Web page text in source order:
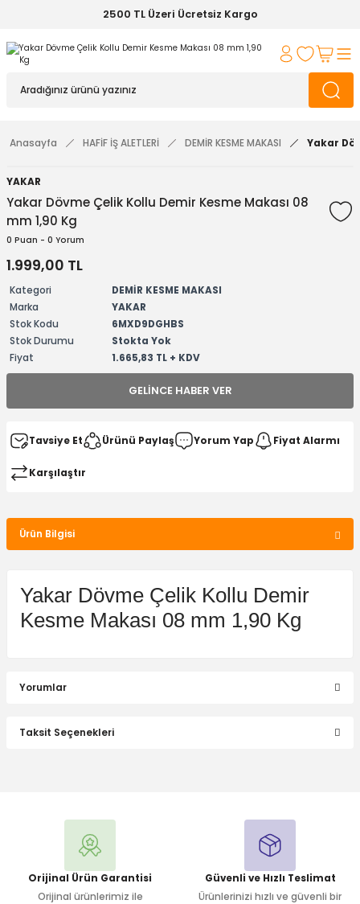
2500 TL Üzeri Ücretsiz Kargo
Anasayfa HAFİF İŞ ALETLERİ DEMİR KESME MAKASI Yakar
YAKAR
Yakar Dövme Çelik Kollu Demir Kesme Makası 08
mm 1,90 Kg
0 Puan - 0 Yorum
1.999,00 TL
Kategori
DEMİR KESME MAKASI
Marka
YAKAR
Stok Kodu
6MXD9DGHBS
Stok Durumu
Stokta Yok
Fiyat
1.665,83 TL + KDV
GELINCE HABER VER
Tavsiye Et Ürünü Paylaş Yorum Yap Fiyat Alarmı
Karşılaştır
Ürün Bilgisi
Yakar Dövme Çelik Kollu Demir
Kesme Makası 08 mm 1,90 Kg
Yorumlar
Taksit Seçenekleri
Orijinal Ürün Garantisi
Orijinal ürünlerimiz ile
Güvenli ve Hızlı Teslimat
Ürünlerinizi hızlı ve güvenli bir